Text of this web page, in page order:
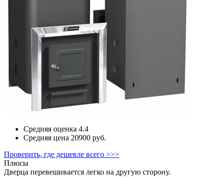
Средняя оценка 4.4
Средняя цена 20900 руб.
Проверить, где дешевле всего >>>
Плюсы
Дверца перевешивается легко на другую сторону.